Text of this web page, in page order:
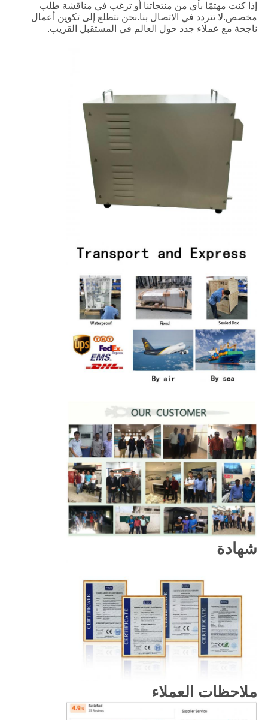
إذا كنت مهتمًا بأي من منتجاتنا أو ترغب في مناقشة طلب
مخصص.لا تتردد في الاتصال بنا.نحن نتطلع إلى تكوين أعمال
ناجحة مع عملاء جدد حول العالم في المستقبل القريب.
شهادة
ملاحظات العملاء